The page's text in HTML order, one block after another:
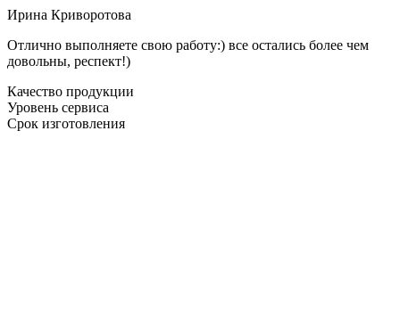
Ирина Криворотова
Отлично выполняете свою работу:) все остались более чем
довольны, респект!)
Качество продукции
Уровень сервиса
Срок изготовления